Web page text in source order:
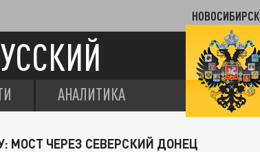
НОВОСИБИРСК
АНАЛИТИКА
МОСТ ЧЕРЕЗ СЕВЕРСКИЙ ДОНЕЦ